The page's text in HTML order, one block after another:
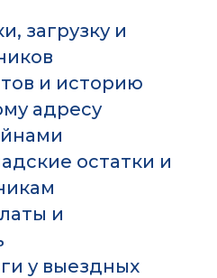
загрузку и
и историю
адресу
остатки и
и
у выездных